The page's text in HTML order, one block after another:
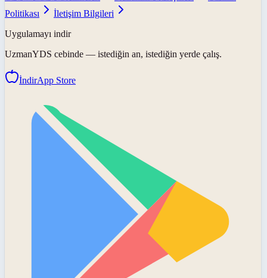
Politikası
İletişim Bilgileri
Uygulamayı indir
UzmanYDS cebinde — istediğin an, istediğin yerde çalış.
İndirApp Store